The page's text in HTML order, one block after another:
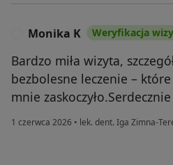
Monika K Weryfikacja
Bardzo miła wizyta,
bezbolesne leczenie –
mnie
1 czerwca 2026 • lek. dent. Iga Zimna-